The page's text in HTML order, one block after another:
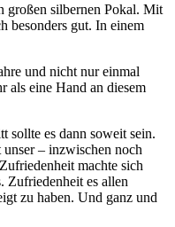
großen silbernen Pokal. Mit
besonders gut. In einem
und nicht nur einmal
als eine Hand an diesem
sollte es dann soweit sein.
– inzwischen noch
machte sich
Zufriedenheit es allen
zu haben. Und ganz und